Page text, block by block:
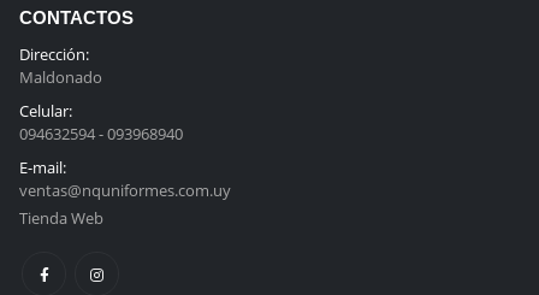
CONTACTOS
Dirección:
Maldonado
Celular:
094632594 - 093968940
E-mail:
ventas@nquniformes.com.uy
Tienda Web